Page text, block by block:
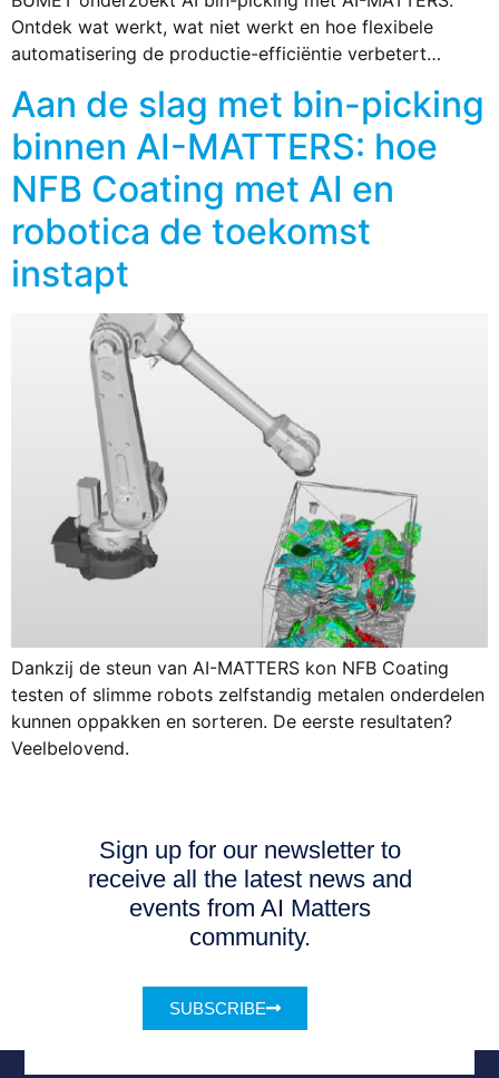
Ontdek wat werkt, wat niet werkt en hoe flexibele
automatisering de productie-efficiëntie verbetert…
Aan de slag met bin-picking
binnen AI-MATTERS: hoe
NFB Coating met AI en
robotica de toekomst
instapt
Dankzij de steun van AI-MATTERS kon NFB Coating
testen of slimme robots zelfstandig metalen onderdelen
kunnen oppakken en sorteren. De eerste resultaten?
Veelbelovend.
Sign up for our newsletter to
receive all the latest news and
events from AI Matters
community.
SUBSCRIBE